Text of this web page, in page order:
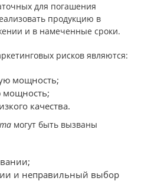
для погашения
продукцию в
и в намеченные сроки.
рисков являются:
мощность;
мощность;
качества.
могут быть вызваны
и неправильный выбор